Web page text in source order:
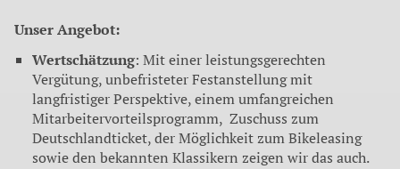
Unser Angebot:
Wertschätzung: Mit einer leistungsgerechten
Vergütung, unbefristeter Festanstellung mit
langfristiger Perspektive, einem umfangreichen
Mitarbeitervorteilsprogramm, Zuschuss zum
Deutschlandticket, der Möglichkeit zum Bikeleasing
sowie den bekannten Klassikern zeigen wir das auch.